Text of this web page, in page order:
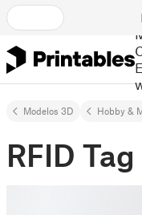
Modelos 3D Hobby &
RFID